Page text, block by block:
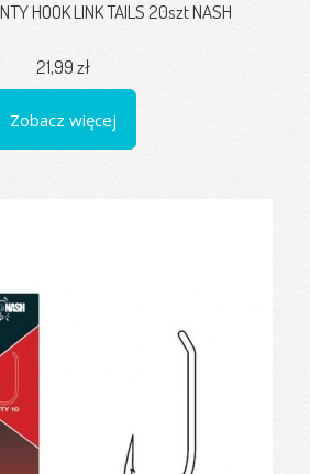
HOOK LINK TAILS 20szt NASH
21,99 zł
Zobacz więcej